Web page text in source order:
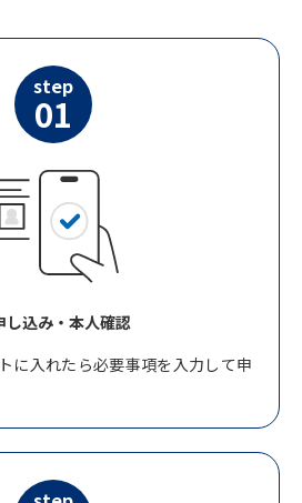
step
01
し込み・本人確認
に入れたら必要事項を入力して申